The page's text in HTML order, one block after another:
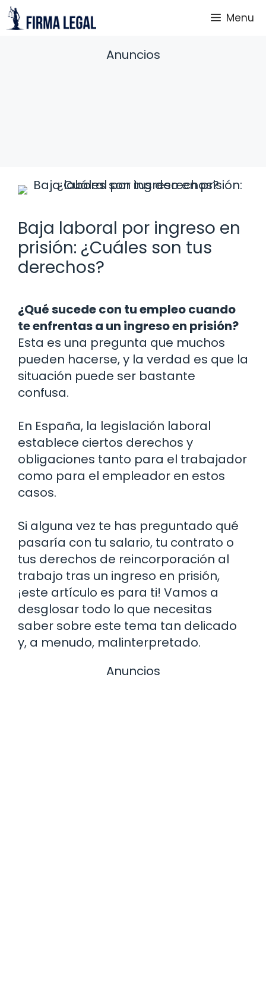
Saltar
al
Menu
Anuncios
Baja laboral por ingreso en
prisión: ¿Cuáles son tus
derechos?
¿Qué sucede con tu empleo cuando
te enfrentas a un ingreso en prisión?
Esta es una pregunta que muchos
pueden hacerse, y la verdad es que la
situación puede ser bastante
confusa.
En España, la legislación laboral
establece ciertos derechos y
obligaciones tanto para el trabajador
como para el empleador en estos
casos.
Si alguna vez te has preguntado qué
pasaría con tu salario, tu contrato o
tus derechos de reincorporación al
trabajo tras un ingreso en prisión,
¡este artículo es para ti! Vamos a
desglosar todo lo que necesitas
saber sobre este tema tan delicado
y, a menudo, malinterpretado.
Anuncios